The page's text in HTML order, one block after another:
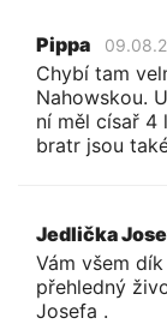
Pippa
Chybí tam
Nahowskou.
ní měl císař 4
bratr jsou
Jedlička
Vám všem
přehledný
Josefa .